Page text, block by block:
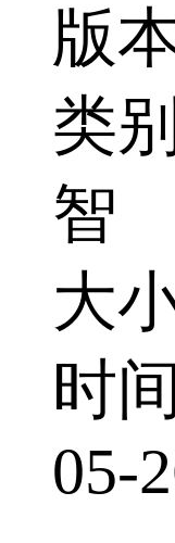
版
类
智
大
时
05-